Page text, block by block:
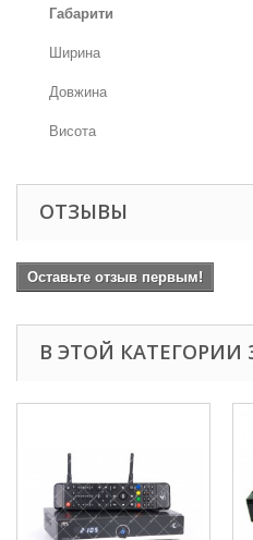
Габарити
Ширина
Довжина
Висота
ОТЗЫВЫ
Оставьте отзыв первым!
В ЭТОЙ КАТЕГОРИИ